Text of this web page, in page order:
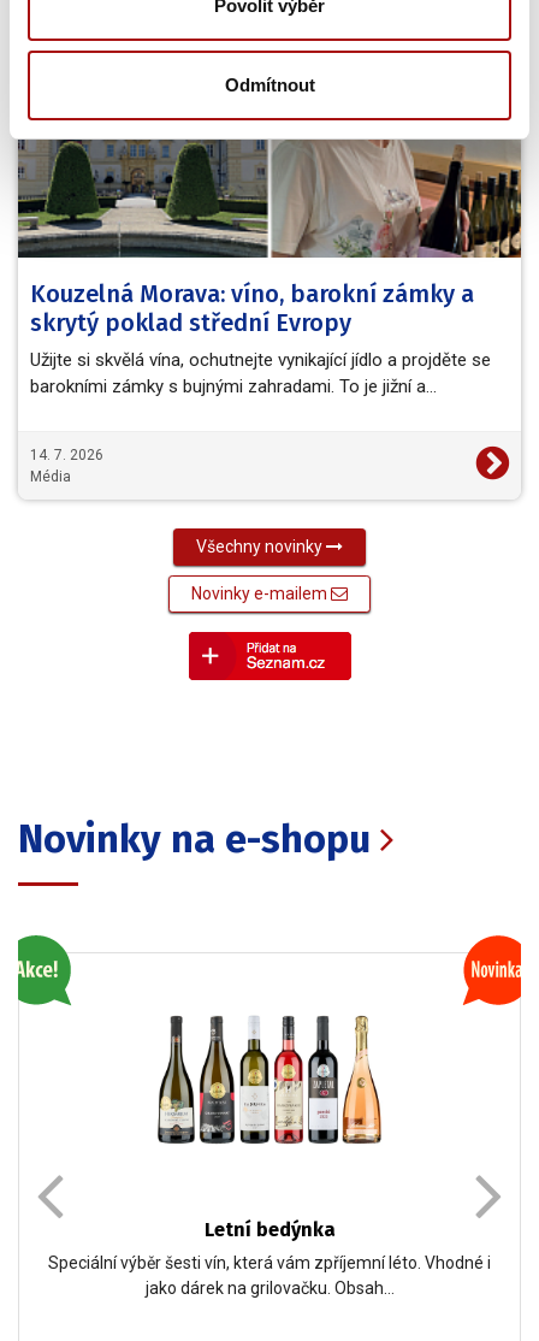
Povolit výběr
Odmítnout
Kouzelná Morava: víno, barokní zámky a
skrytý poklad střední Evropy
Užijte si skvělá vína, ochutnejte vynikající jídlo a projděte se
barokními zámky s bujnými zahradami. To je jižní a…
14. 7. 2026
Média
Všechny novinky
Novinky e-mailem
Novinky na e-shopu
Letní bedýnka
Speciální výběr šesti vín, která vám zpříjemní léto. Vhodné i
jako dárek na grilovačku. Obsah…